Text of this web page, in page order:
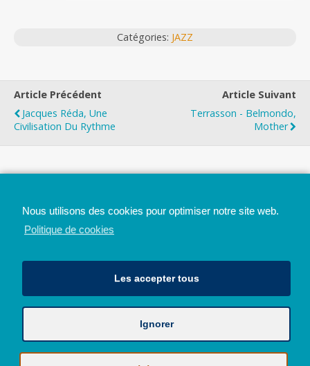
Catégories: JAZZ
Article Précédent
Jacques Réda, Une
Civilisation Du Rythme
Article Suivant
Terrasson - Belmondo,
Mother
Avec le soutien de la Province de Liège
© 2026 - Tous droits réservés - JazzMania
Nous utilisons des cookies pour optimiser notre site web.
Politique de cookies
Les accepter tous
Ignorer